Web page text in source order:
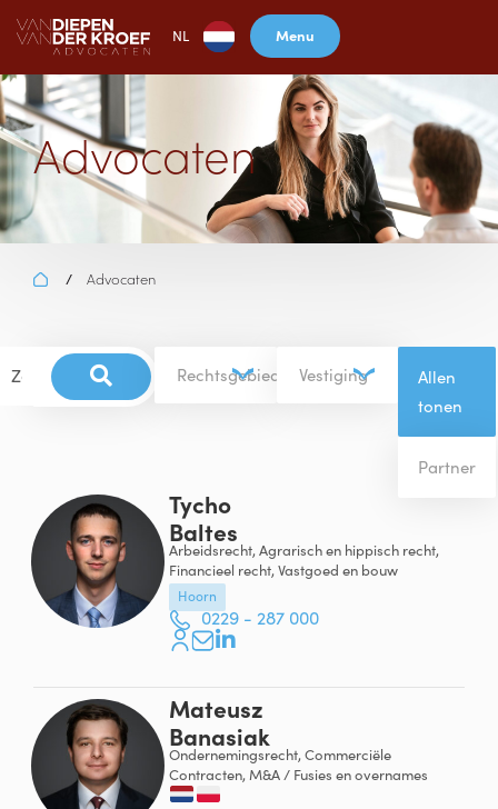
NL Menu
Advocaten
/ Advocaten
Rechtsgebied Vestiging
Allen
tonen
Partner
Tycho
Baltes
Arbeidsrecht, Agrarisch en hippisch recht,
Financieel recht, Vastgoed en bouw
Hoorn
0229 - 287 000
Mateusz
Banasiak
Ondernemingsrecht, Commerciële
Contracten, M&A / Fusies en overnames